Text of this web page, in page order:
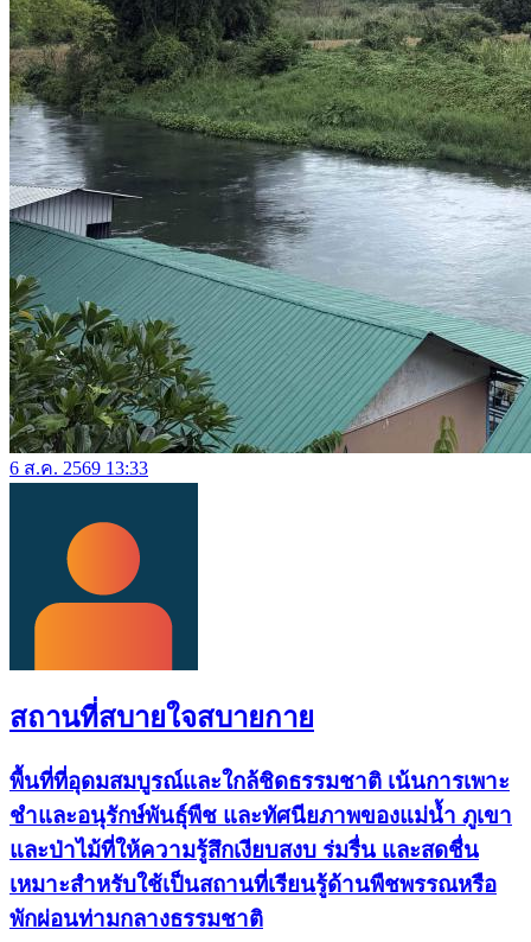
6 ส.ค. 2569 13:33
สถานที่สบายใจสบายกาย
พื้นที่ที่อุดมสมบูรณ์และใกล้ชิดธรรมชาติ เน้นการเพาะ
ชำและอนุรักษ์พันธุ์พืช และทัศนียภาพของแม่น้ำ ภูเขา
และป่าไม้ที่ให้ความรู้สึกเงียบสงบ ร่มรื่น และสดชื่น
เหมาะสำหรับใช้เป็นสถานที่เรียนรู้ด้านพืชพรรณหรือ
พักผ่อนท่ามกลางธรรมชาติ